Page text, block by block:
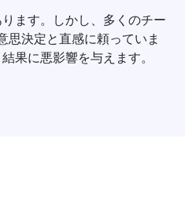
ます。しかし、多くのチー
思決定と直感に頼っていま
果に悪影響を与えます。